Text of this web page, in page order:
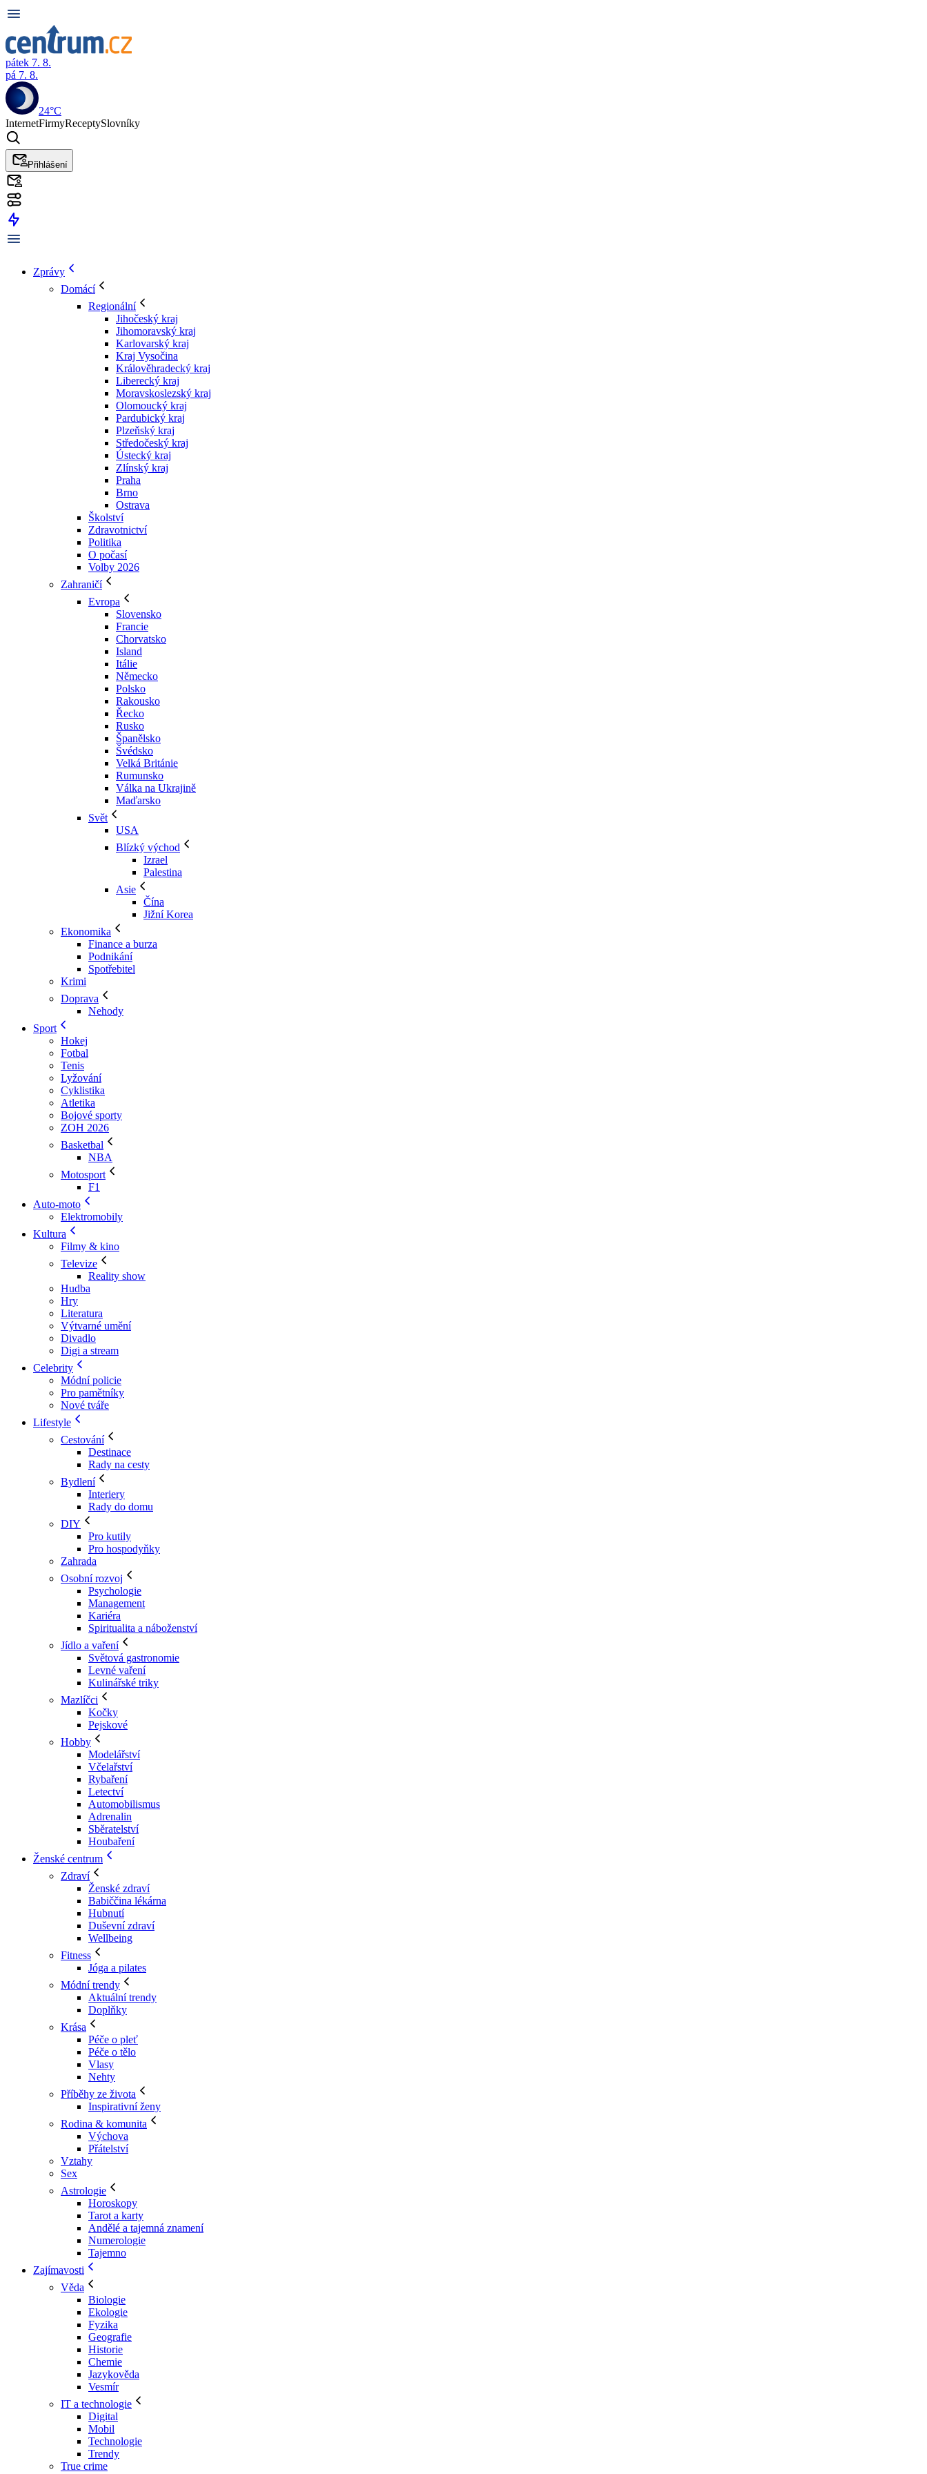
pátek 7. 8.
pá 7. 8.
24°C
InternetFirmyReceptySlovníky
Přihlášení
Zprávy
Domácí
Regionální
Jihočeský kraj
Jihomoravský kraj
Karlovarský kraj
Kraj Vysočina
Králověhradecký kraj
Liberecký kraj
Moravskoslezský kraj
Olomoucký kraj
Pardubický kraj
Plzeňský kraj
Středočeský kraj
Ústecký kraj
Zlínský kraj
Praha
Brno
Ostrava
Školství
Zdravotnictví
Politika
O počasí
Volby 2026
Zahraničí
Evropa
Slovensko
Francie
Chorvatsko
Island
Itálie
Německo
Polsko
Rakousko
Řecko
Rusko
Španělsko
Švédsko
Velká Británie
Rumunsko
Válka na Ukrajině
Maďarsko
Svět
USA
Blízký východ
Izrael
Palestina
Asie
Čína
Jižní Korea
Ekonomika
Finance a burza
Podnikání
Spotřebitel
Krimi
Doprava
Nehody
Sport
Hokej
Fotbal
Tenis
Lyžování
Cyklistika
Atletika
Bojové sporty
ZOH 2026
Basketbal
NBA
Motosport
F1
Auto-moto
Elektromobily
Kultura
Filmy & kino
Televize
Reality show
Hudba
Hry
Literatura
Výtvarné umění
Divadlo
Digi a stream
Celebrity
Módní policie
Pro pamětníky
Nové tváře
Lifestyle
Cestování
Destinace
Rady na cesty
Bydlení
Interiery
Rady do domu
DIY
Pro kutily
Pro hospodyňky
Zahrada
Osobní rozvoj
Psychologie
Management
Kariéra
Spiritualita a náboženství
Jídlo a vaření
Světová gastronomie
Levné vaření
Kulinářské triky
Mazlíčci
Kočky
Pejskové
Hobby
Modelářství
Včelařství
Rybaření
Letectví
Automobilismus
Adrenalin
Sběratelství
Houbaření
Ženské centrum
Zdraví
Ženské zdraví
Babiččina lékárna
Hubnutí
Duševní zdraví
Wellbeing
Fitness
Jóga a pilates
Módní trendy
Aktuální trendy
Doplňky
Krása
Péče o pleť
Péče o tělo
Vlasy
Nehty
Příběhy ze života
Inspirativní ženy
Rodina & komunita
Výchova
Přátelství
Vztahy
Sex
Astrologie
Horoskopy
Tarot a karty
Andělé a tajemná znamení
Numerologie
Tajemno
Zajímavosti
Věda
Biologie
Ekologie
Fyzika
Geografie
Historie
Chemie
Jazykověda
Vesmír
IT a technologie
Digital
Mobil
Technologie
Trendy
True crime